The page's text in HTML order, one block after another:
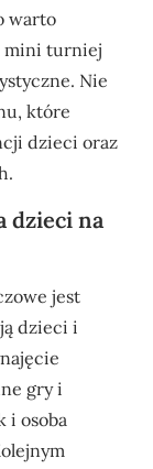
warto
mini turniej
Nie
które
dzieci oraz
dzieci na
jest
dzieci i
gry i
i osoba